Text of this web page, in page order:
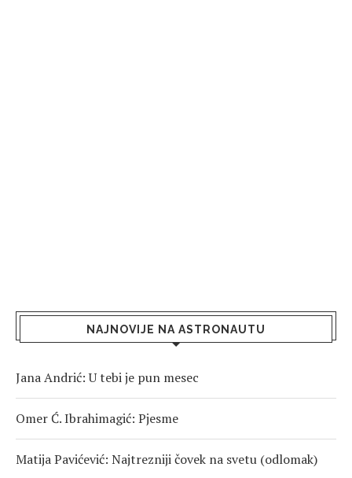
NAJNOVIJE NA ASTRONAUTU
Jana Andrić: U tebi je pun mesec
Omer Ć. Ibrahimagić: Pjesme
Matija Pavićević: Najtrezniji čovek na svetu (odlomak)